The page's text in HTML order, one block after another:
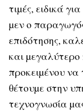
τιµές, ειδικά
µεν ο
επιδότησης,
και µεγαλύτερο
προκειµένου να
θέτουµε στην
τεχνογνωσία